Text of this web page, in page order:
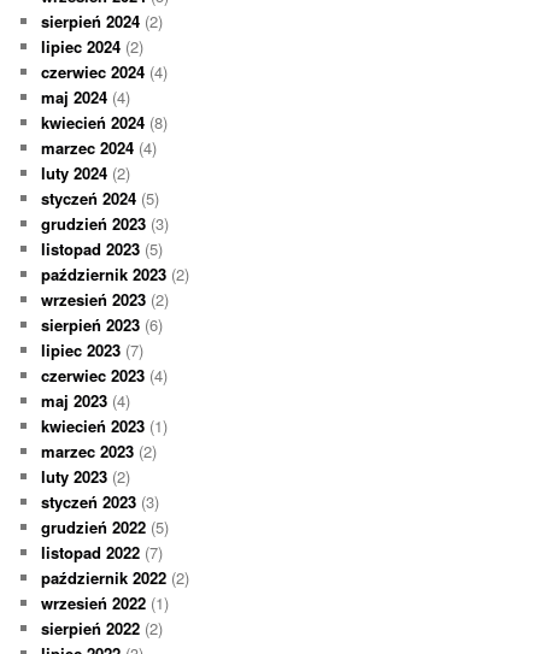
sierpień 2024 (2)
lipiec 2024 (2)
czerwiec 2024 (4)
maj 2024 (4)
kwiecień 2024 (8)
marzec 2024 (4)
luty 2024 (2)
styczeń 2024 (5)
grudzień 2023 (3)
listopad 2023 (5)
październik 2023 (2)
wrzesień 2023 (2)
sierpień 2023 (6)
lipiec 2023 (7)
czerwiec 2023 (4)
maj 2023 (4)
kwiecień 2023 (1)
marzec 2023 (2)
luty 2023 (2)
styczeń 2023 (3)
grudzień 2022 (5)
listopad 2022 (7)
październik 2022 (2)
wrzesień 2022 (1)
sierpień 2022 (2)